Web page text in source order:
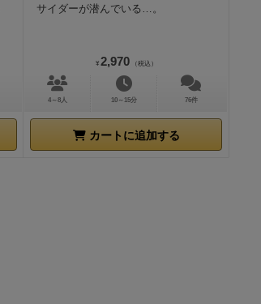
サイダーが潜んでいる…。
¥ 2,970 （税込）
4～8人 10～15分 76件
カートに追加する